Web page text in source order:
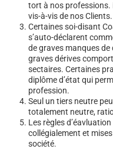
tort à nos professions.
vis-à-vis de nos Clients.
Certaines soi-disant
s’auto-déclarent
de graves manques
graves dérives
sectaires. Certaines
diplôme d’état qui
profession.
Seul un tiers neutre
totalement neutre,
Les règles
collégialement et
société.